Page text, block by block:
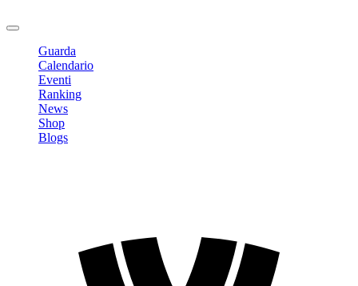
Guarda
Calendario
Eventi
Ranking
News
Shop
Blogs